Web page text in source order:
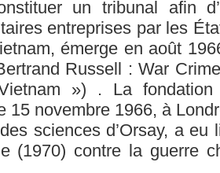
un tribunal afin
entreprises par les
émerge en août
Russell : War
») . La fondation
15 novembre 1966, à
sciences d’Orsay, a eu
(1970) contre la guerre